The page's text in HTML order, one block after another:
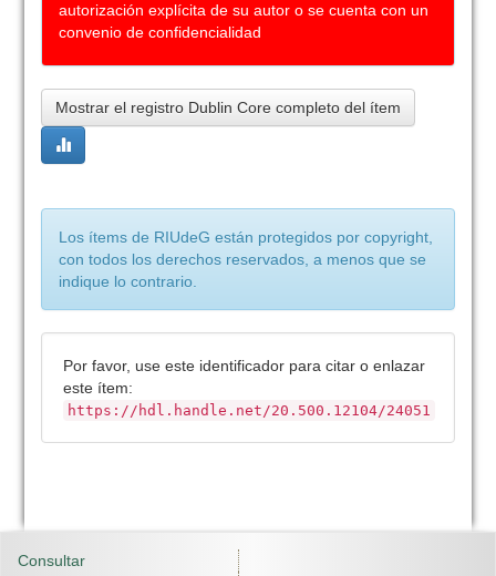
autorización explícita de su autor o se cuenta con un
convenio de confidencialidad
Mostrar el registro Dublin Core completo del ítem
Los ítems de RIUdeG están protegidos por copyright,
con todos los derechos reservados, a menos que se
indique lo contrario.
Por favor, use este identificador para citar o enlazar
este ítem:
https://hdl.handle.net/20.500.12104/24051
Consultar